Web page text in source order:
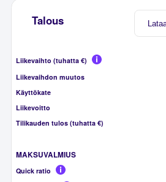
Talous
Liikevaihto (tuhatta €)
Liikevaihdon muutos
Käyttökate
Liikevoitto
Tilikauden tulos (tuhatta €)
MAKSUVALMIUS
Quick ratio